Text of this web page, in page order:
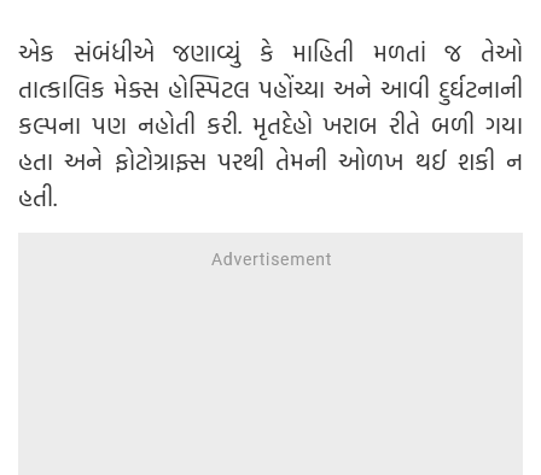
એક સંબંધીએ જણાવ્યું કે માહિતી મળતાં જ તેઓ
તાત્કાલિક મેક્સ હોસ્પિટલ પહોંચ્યા અને આવી દુર્ઘટનાની
કલ્પના પણ નહોતી કરી. મૃતદેહો ખરાબ રીતે બળી ગયા
હતા અને ફોટોગ્રાફ્સ પરથી તેમની ઓળખ થઈ શકી ન
હતી.